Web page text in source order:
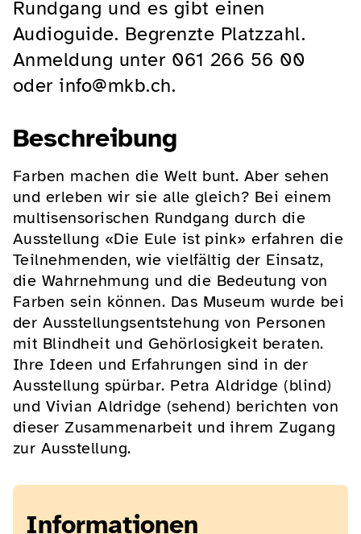
Rundgang und es gibt einen
Audioguide. Begrenzte Platzzahl.
Anmeldung unter 061 266 56 00
oder info@mkb.ch.
Beschreibung
Farben machen die Welt bunt. Aber sehen
und erleben wir sie alle gleich? Bei einem
multisensorischen Rundgang durch die
Ausstellung «Die Eule ist pink» erfahren die
Teilnehmenden, wie vielfältig der Einsatz,
die Wahrnehmung und die Bedeutung von
Farben sein können. Das Museum wurde bei
der Ausstellungsentstehung von Personen
mit Blindheit und Gehörlosigkeit beraten.
Ihre Ideen und Erfahrungen sind in der
Ausstellung spürbar. Petra Aldridge (blind)
und Vivian Aldridge (sehend) berichten von
dieser Zusammenarbeit und ihrem Zugang
zur Ausstellung.
Informationen